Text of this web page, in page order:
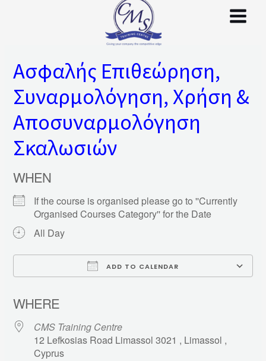
Ασφαλής Επιθεώρηση,
Συναρμολόγηση, Χρήση &
Αποσυναρμολόγηση
Σκαλωσιών
WHEN
If the course is organised please go to ''Currently
Organised Courses Category'' for the Date
All Day
ADD TO CALENDAR
WHERE
CMS Training Centre
12 Lefkosias Road Limassol 3021 , Limassol ,
Cyprus